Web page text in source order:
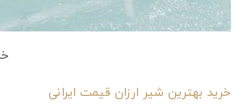
خرید شیرالات
خرید بهترین شیر ارزان قیمت ایرانی